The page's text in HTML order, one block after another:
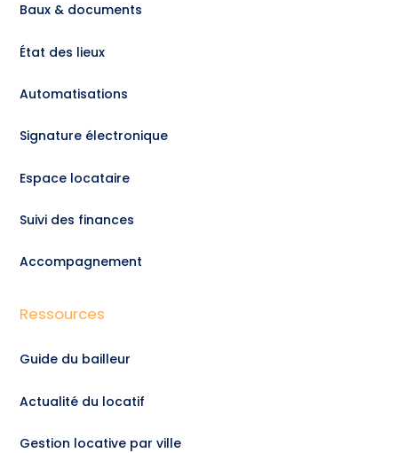
Baux & documents
État des lieux
Automatisations
Signature électronique
Espace locataire
Suivi des finances
Accompagnement
Ressources
Guide du bailleur
Actualité du locatif
Gestion locative par ville